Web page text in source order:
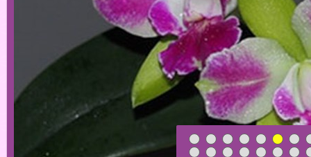
1 2 3 4 5 6 7
8
19 20 21 22 23 24 25